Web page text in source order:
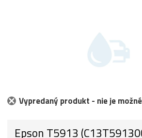
Vypredaný produkt - nie je
Epson T5913